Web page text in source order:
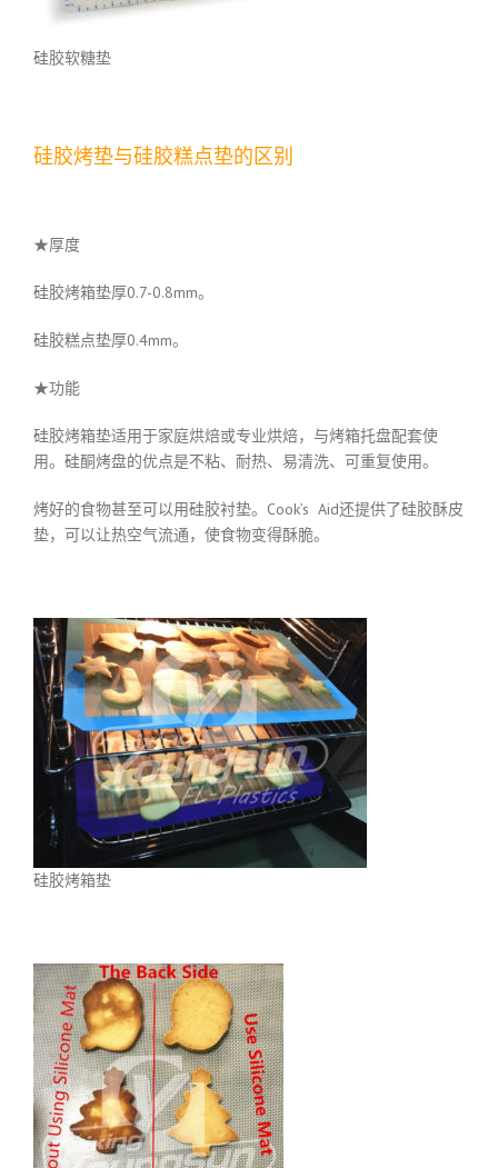
硅胶软糖垫
硅胶烤垫与硅胶糕点垫的区别
★厚度
硅胶烤箱垫厚0.7-0.8mm。
硅胶糕点垫厚0.4mm。
★功能
硅胶烤箱垫适用于家庭烘焙或专业烘焙，与烤箱托盘配套使
用。硅酮烤盘的优点是不粘、耐热、易清洗、可重复使用。
烤好的食物甚至可以用硅胶衬垫。Cook’s Aid还提供了硅胶酥皮
垫，可以让热空气流通，使食物变得酥脆。
硅胶烤箱垫